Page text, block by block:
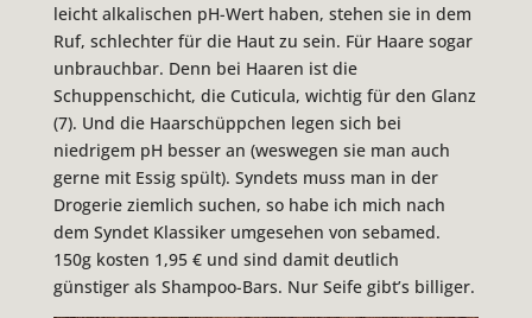
leicht alkalischen pH-Wert haben, stehen sie in dem
Ruf, schlechter für die Haut zu sein. Für Haare sogar
unbrauchbar. Denn bei Haaren ist die
Schuppenschicht, die Cuticula, wichtig für den Glanz
(7). Und die Haarschüppchen legen sich bei
niedrigem pH besser an (weswegen sie man auch
gerne mit Essig spült). Syndets muss man in der
Drogerie ziemlich suchen, so habe ich mich nach
dem Syndet Klassiker umgesehen von sebamed.
150g kosten 1,95 € und sind damit deutlich
günstiger als Shampoo-Bars. Nur Seife gibt’s billiger.